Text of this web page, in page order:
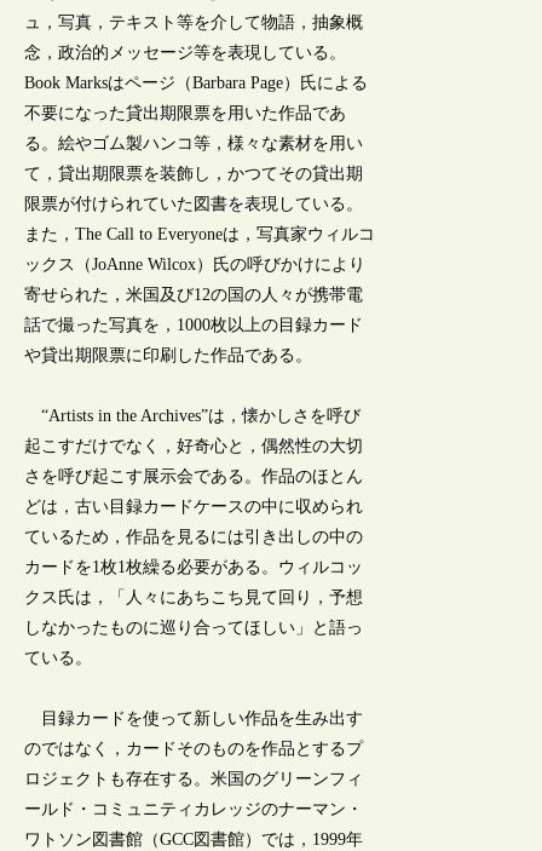
ュ，写真，テキスト等を介して物語，抽象概
念，政治的メッセージ等を表現している。
Book Marksはページ（Barbara Page）氏による
不要になった貸出期限票を用いた作品であ
る。絵やゴム製ハンコ等，様々な素材を用い
て，貸出期限票を装飾し，かつてその貸出期
限票が付けられていた図書を表現している。
また，The Call to Everyoneは，写真家ウィルコ
ックス（JoAnne Wilcox）氏の呼びかけにより
寄せられた，米国及び12の国の人々が携帯電
話で撮った写真を，1000枚以上の目録カード
や貸出期限票に印刷した作品である。
“Artists in the Archives”は，懐かしさを呼び
起こすだけでなく，好奇心と，偶然性の大切
さを呼び起こす展示会である。作品のほとん
どは，古い目録カードケースの中に収められ
ているため，作品を見るには引き出しの中の
カードを1枚1枚繰る必要がある。ウィルコッ
クス氏は，「人々にあちこち見て回り，予想
しなかったものに巡り合ってほしい」と語っ
ている。
目録カードを使って新しい作品を生み出す
のではなく，カードそのものを作品とするプ
ロジェクトも存在する。米国のグリーンフィ
ールド・コミュニティカレッジのナーマン・
ワトソン図書館（GCC図書館）では，1999年